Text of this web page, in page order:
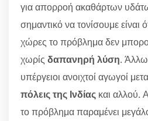
για απορροή ακαθάρτων
σημαντικό να τονίσουμε είναι
χώρες το πρόβλημα δεν
χωρίς δαπανηρή λύση.
υπέργειοι ανοιχτοί αγωγοί
πόλεις της Ινδίας και αλλού.
το πρόβλημα παραμένει